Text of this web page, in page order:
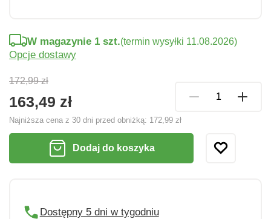
172,99 zł
163,49 zł
Najniższa cena z 30 dni przed obniżką: 172,99 zł
W magazynie 1 szt.(termin wysyłki 11.08.2026)
Opcje dostawy
Dodaj do koszyka
Dostępny 5 dni w tygodniu